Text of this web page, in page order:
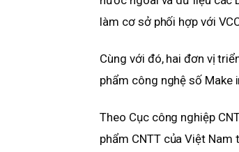
làm cơ sở phối hợp với
Cùng với đó, hai đơn vị
phẩm công nghệ số Make
Theo Cục công nghiệp
phẩm CNTT của Việt